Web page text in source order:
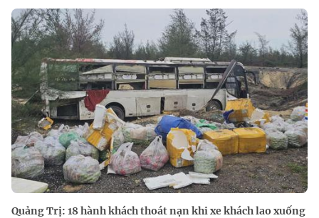
Quảng Trị: 18 hành khách thoát nạn khi xe khách lao xuống